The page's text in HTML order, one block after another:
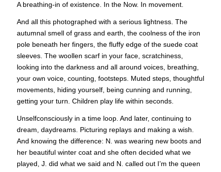
A breathing-in of existence. In the Now. In movement.
And all this photographed with a serious lightness. The
autumnal smell of grass and earth, the coolness of the iron
pole beneath her fingers, the fluffy edge of the suede coat
sleeves. The woollen scarf in your face, scratchiness,
looking into the darkness and all around voices, breathing,
your own voice, counting, footsteps. Muted steps, thoughtful
movements, hiding yourself, being cunning and running,
getting your turn. Children play life within seconds.
Unselfconsciously in a time loop. And later, continuing to
dream, daydreams. Picturing replays and making a wish.
And knowing the difference: N. was wearing new boots and
her beautiful winter coat and she often decided what we
played, J. did what we said and N. called out I’m the queen